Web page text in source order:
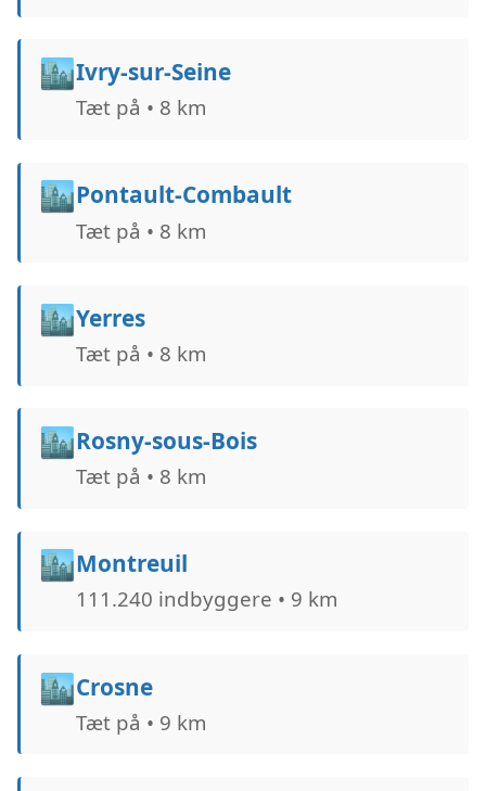
🏙️Ivry-sur-Seine
Tæt på • 8 km
🏙️Pontault-Combault
Tæt på • 8 km
🏙️Yerres
Tæt på • 8 km
🏙️Rosny-sous-Bois
Tæt på • 8 km
🏙️Montreuil
111.240 indbyggere • 9 km
🏙️Crosne
Tæt på • 9 km